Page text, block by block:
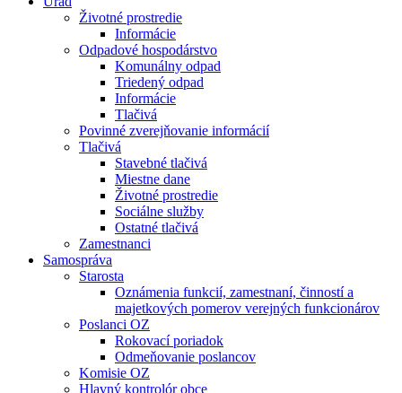
Životné prostredie
Informácie
Odpadové hospodárstvo
Komunálny odpad
Triedený odpad
Informácie
Tlačivá
Povinné zverejňovanie informácií
Tlačivá
Stavebné tlačivá
Miestne dane
Životné prostredie
Sociálne služby
Ostatné tlačivá
Zamestnanci
Samospráva
Starosta
Oznámenia funkcií, zamestnaní, činností a
majetkových pomerov verejných funkcionárov
Poslanci OZ
Rokovací poriadok
Odmeňovanie poslancov
Komisie OZ
Hlavný kontrolór obce